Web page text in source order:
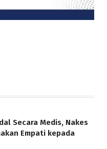
Secara Medis, Nakes
Empati kepada